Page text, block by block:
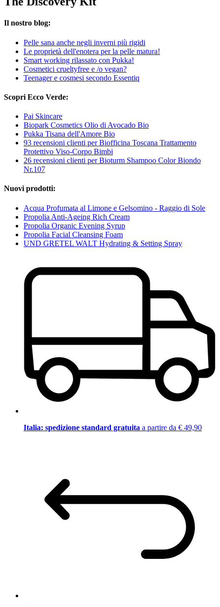
Il nostro blog:
Pelle sana anche negli inverni più rigidi
Le proprietà dell'enotera per la pelle matura!
Smart working rilassato con Pukka!
Cosmetici crueltyfree e /o vegan?
Teenager e cosmesi secondo Essentiq
Scopri Ecco Verde:
Pai Skincare
Biopark Cosmetics Olio di Avocado Bio
Pukka Tisana dell'Amore Bio
93 recensioni clienti per Biofficina Toscana Trattamento
Protettivo Viso-Corpo Bimbi
26 recensioni clienti per Bioturm Shampoo Color Biondo
Nr.107
Nuovi prodotti:
Acqua Profumata al Limone e Gelsomino - Raggio di Sole
Propolia Anti-Ageing Rich Cream
Propolia Organic Evening Syrup
Propolia Facial Cleansing Foam
UND GRETEL WALT Hydrating & Setting Spray
Italia: spedizione standard gratuita a partire da € 49,90